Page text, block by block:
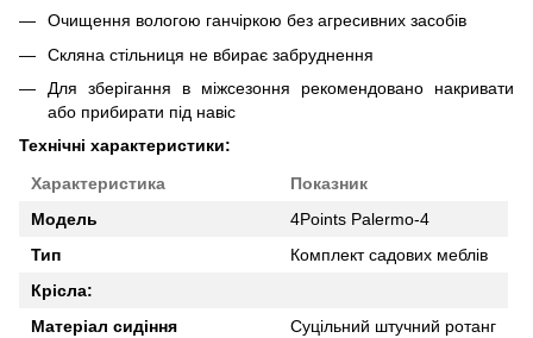
Очищення вологою ганчіркою без агресивних засобів
Скляна стільниця не вбирає забруднення
Для зберігання в міжсезоння рекомендовано накривати
або прибирати під навіс
Технічні характеристики:
Характеристика
Показник
Модель
4Points Palermo-4
Тип
Комплект садових меблів
Крісла:
Матеріал сидіння
Суцільний штучний ротанг